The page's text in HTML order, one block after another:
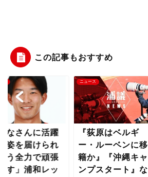
この記事もおすすめ
なさんに活躍
姿を届けられ
う全力で頑張
す」浦和レッ
ニュース
『荻原はベルギ
ー・ルーベンに移
籍か』『沖縄キャ
ンプスタート』な